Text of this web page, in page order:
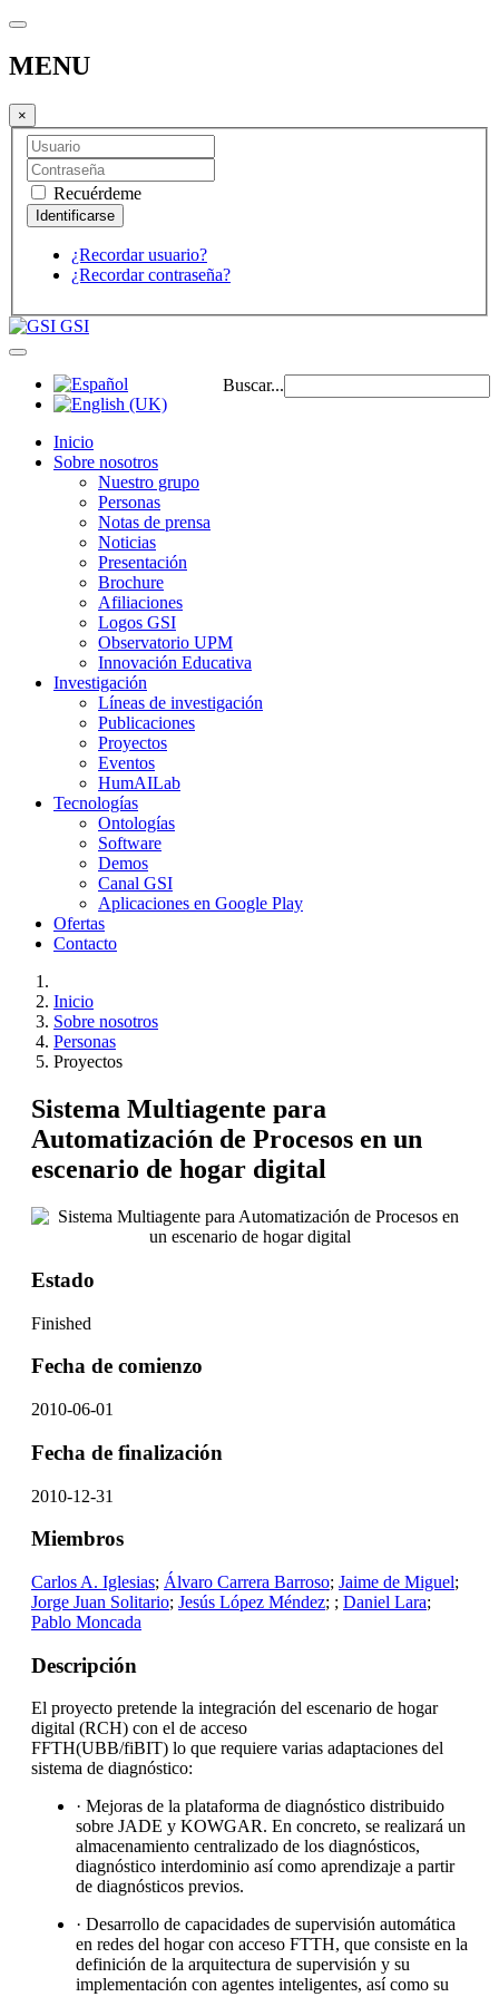
MENU
×
Recuérdeme
¿Recordar usuario?
¿Recordar contraseña?
GSI
Buscar...
Inicio
Sobre nosotros
Nuestro grupo
Personas
Notas de prensa
Noticias
Presentación
Brochure
Afiliaciones
Logos GSI
Observatorio UPM
Innovación Educativa
Investigación
Líneas de investigación
Publicaciones
Proyectos
Eventos
HumAILab
Tecnologías
Ontologías
Software
Demos
Canal GSI
Aplicaciones en Google Play
Ofertas
Contacto
Inicio
Sobre nosotros
Personas
Proyectos
Sistema Multiagente para
Automatización de Procesos en un
escenario de hogar digital
Estado
Finished
Fecha de comienzo
2010-06-01
Fecha de finalización
2010-12-31
Miembros
Carlos A. Iglesias; Álvaro Carrera Barroso; Jaime de Miguel;
Jorge Juan Solitario; Jesús López Méndez; ; Daniel Lara;
Pablo Moncada
Descripción
El proyecto pretende la integración del escenario de hogar
digital (RCH) con el de acceso
FFTH(UBB/fiBIT) lo que requiere varias adaptaciones del
sistema de diagnóstico:
· Mejoras de la plataforma de diagnóstico distribuido
sobre JADE y KOWGAR. En concreto, se realizará un
almacenamiento centralizado de los diagnósticos,
diagnóstico interdominio así como aprendizaje a partir
de diagnósticos previos.
· Desarrollo de capacidades de supervisión automática
en redes del hogar con acceso FTTH, que consiste en la
definición de la arquitectura de supervisión y su
implementación con agentes inteligentes, así como su